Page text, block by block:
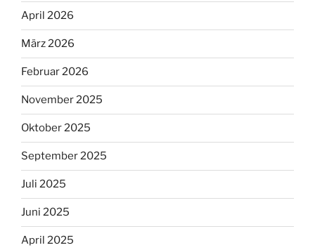
April 2026
März 2026
Februar 2026
November 2025
Oktober 2025
September 2025
Juli 2025
Juni 2025
April 2025